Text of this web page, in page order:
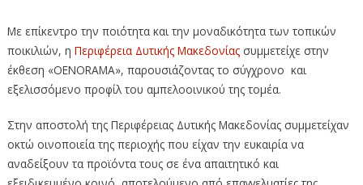
Με επίκεντρο την ποιότητα και την μοναδικότητα των τοπικών
ποικιλιών, η Περιφέρεια Δυτικής Μακεδονίαςσυμμετείχε στην
έκθεση «OENORAMA», παρουσιάζοντας το σύγχρονο και
εξελισσόμενο προφίλ του αμπελοοινικού της τομέα.
Στην αποστολή της Περιφέρειας Δυτικής Μακεδονίας συμμετείχαν
οκτώ οινοποιεία της περιοχής που είχαν την ευκαιρία να
αναδείξουν τα προϊόντα τους σε ένα απαιτητικό και